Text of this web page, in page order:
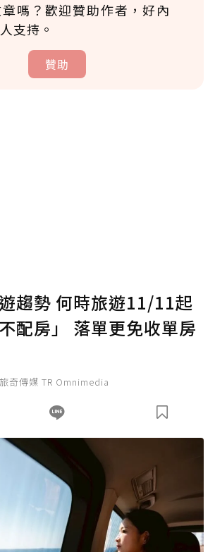
嗎？歡迎贊助作者，好內
支持。
贊助
確認送出
利點數：0點；前往 購買點數
趨勢 何時旅遊11/11起
配房」 落單更免收單房
旅奇傳媒 TR Omnimedia